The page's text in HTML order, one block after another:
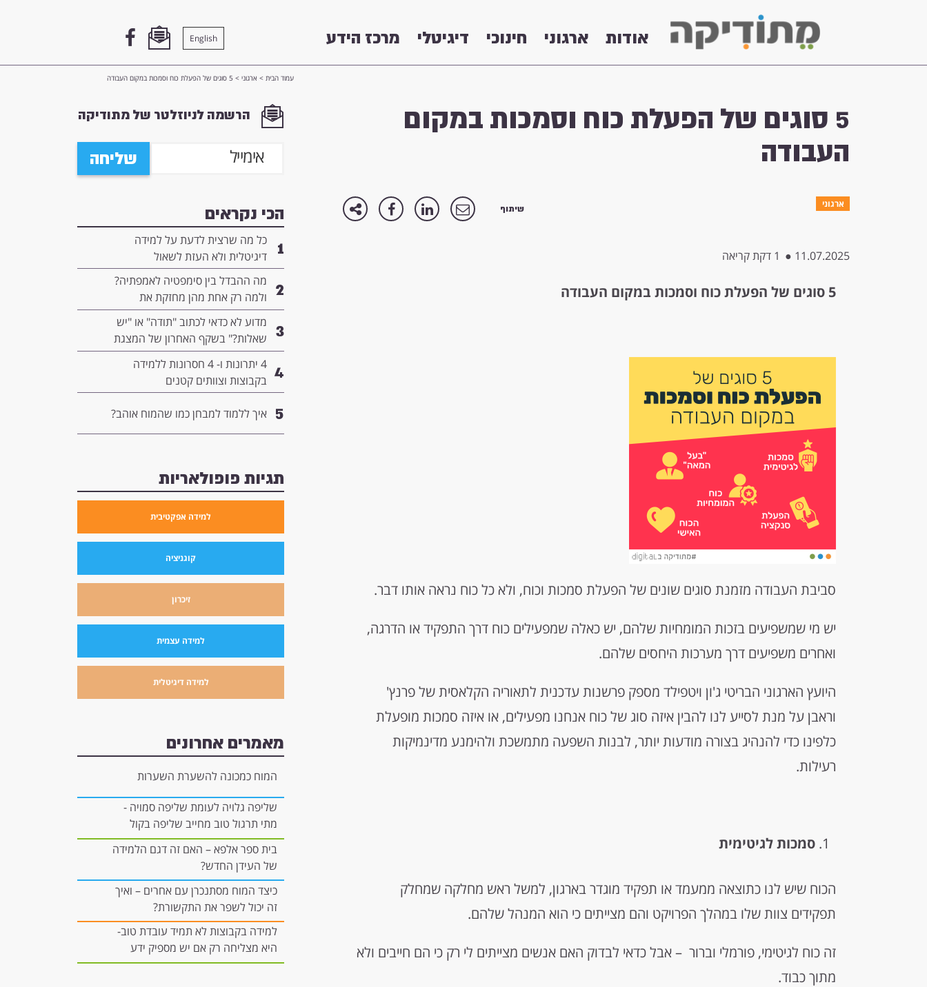
אודות ארגוני חינוכי דיגיטלי מרכז הידע English
עמוד הבית > ארגוני > 5 סוגים של הפעלת כוח וסמכות במקום העבודה
5 סוגים של הפעלת כוח וסמכות במקום
העבודה
ארגוני שיתוף
11.07.2025
● 1 דקת קריאה
5 סוגים של הפעלת כוח וסמכות במקום העבודה
סביבת העבודה מזמנת סוגים שונים של הפעלת סמכות וכוח, ולא כל כוח נראה אותו דבר.
יש מי שמשפיעים בזכות המומחיות שלהם, יש כאלה שמפעילים כוח דרך התפקיד או הדרגה,
ואחרים משפיעים דרך מערכות היחסים שלהם.
היועץ הארגוני הבריטי ג'ון ויטפילד מספק פרשנות עדכנית לתאוריה הקלאסית של פרנץ'
וראבן על מנת לסייע לנו להבין איזה סוג של כוח אנחנו מפעילים, או איזה סמכות מופעלת
כלפינו כדי להנהיג בצורה מודעות יותר, לבנות השפעה מתמשכת ולהימנע מדינמיקות
רעילות.
סמכות לגיטימית
הכוח שיש לנו כתוצאה ממעמד או תפקיד מוגדר בארגון, למשל ראש מחלקה שמחלק
תפקידים צוות שלו במהלך הפרויקט והם מצייתים כי הוא המנהל שלהם.
זה כוח לגיטימי, פורמלי וברור – אבל כדאי לבדוק האם אנשים מצייתים לי רק כי הם חייבים ולא
מתוך כבוד.
הרשמה לניוזלטר של מתודיקה
שליחה
הכי נקראים
1
כל מה שרצית לדעת על למידה
דיגיטלית ולא העזת לשאול
2
מה ההבדל בין סימפטיה לאמפתיה?
ולמה רק אחת מהן מחזקת את
המנהיגות שלך
3
מדוע לא כדאי לכתוב "תודה" או "יש
שאלות?" בשקף האחרון של המצגת
שלך- ומה כדאי לשים שם במקום?
4
4 יתרונות ו- 4 חסרונות ללמידה
בקבוצות וצוותים קטנים
5 איך ללמוד למבחן כמו שהמוח אוהב?
תגיות פופולאריות
למידה אפקטיבית
קוגניציה
זיכרון
למידה עצמית
למידה דיגיטלית
מאמרים אחרונים
המוח כמכונה להשערת השערות
שליפה גלויה לעומת שליפה סמויה -
מתי תרגול טוב מחייב שליפה בקול
רם, ומתי הוא יכול להיות "בתוך
הראש"?
בית ספר אלפא – האם זה דגם הלמידה
של העידן החדש?
כיצד המוח מסתנכרן עם אחרים – ואיך
זה יכול לשפר את התקשורת?
למידה בקבוצות לא תמיד עובדת טוב-
היא מצליחה רק אם יש מספיק ידע
להשתתפות משמעותית